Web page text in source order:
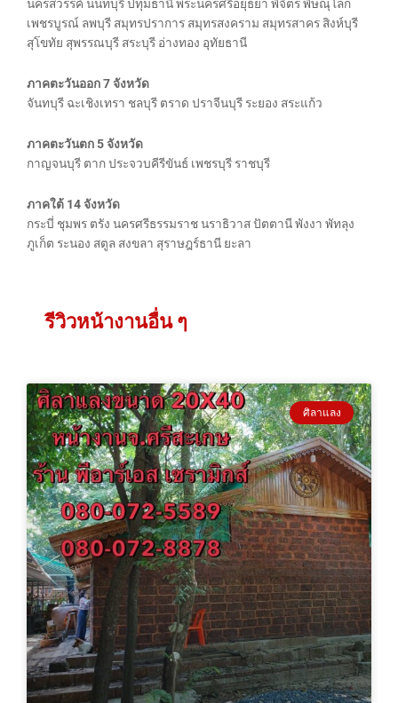
นครสวรรค์ นนทบุรี ปทุมธานี พระนครศรีอยุธยา พิจิตร พิษณุโลก
เพชรบูรณ์ ลพบุรี สมุทรปราการ สมุทรสงคราม สมุทรสาคร สิงห์บุรี
สุโขทัย สุพรรณบุรี สระบุรี อ่างทอง อุทัยธานี
ภาคตะวันออก 7 จังหวัด
จันทบุรี ฉะเชิงเทรา ชลบุรี ตราด ปราจีนบุรี ระยอง สระแก้ว
ภาคตะวันตก 5 จังหวัด
กาญจนบุรี ตาก ประจวบคีรีขันธ์ เพชรบุรี ราชบุรี
ภาคใต้ 14 จังหวัด
กระบี่ ชุมพร ตรัง นครศรีธรรมราช นราธิวาส ปัตตานี พังงา พัทลุง
ภูเก็ต ระนอง สตูล สงขลา สุราษฎร์ธานี ยะลา
รีวิวหน้างานอื่น ๆ
ศิลาแลง